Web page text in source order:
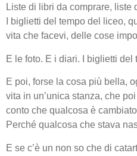
Liste di libri da comprare, liste
I biglietti del tempo del liceo,
vita che facevi, delle cose
E le foto. E i diari. I biglietti
E poi, forse la cosa più bella,
vita in un’unica stanza, che
conto che qualcosa è
Perché qualcosa che stava
E se c’è un non so che di